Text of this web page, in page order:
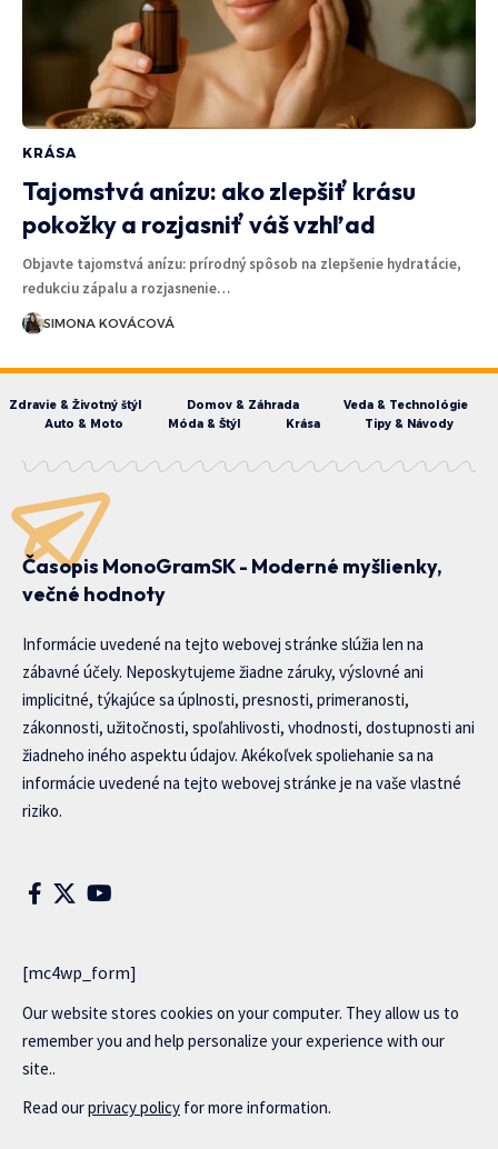
KRÁSA
Tajomstvá anízu: ako zlepšiť krásu
pokožky a rozjasniť váš vzhľad
Objavte tajomstvá anízu: prírodný spôsob na zlepšenie hydratácie,
redukciu zápalu a rozjasnenie…
SIMONA KOVÁCOVÁ
Zdravie & Životný štýl Domov & Záhrada
Veda & Technológie
Auto & Moto
Móda & Štýl Krása Tipy & Návody
Časopis MonoGramSK - Moderné myšlienky,
večné hodnoty
Informácie uvedené na tejto webovej stránke slúžia len na
zábavné účely. Neposkytujeme žiadne záruky, výslovné ani
implicitné, týkajúce sa úplnosti, presnosti, primeranosti,
zákonnosti, užitočnosti, spoľahlivosti, vhodnosti, dostupnosti ani
žiadneho iného aspektu údajov. Akékoľvek spoliehanie sa na
informácie uvedené na tejto webovej stránke je na vaše vlastné
riziko.
[mc4wp_form]
Our website stores cookies on your computer. They allow us to
remember you and help personalize your experience with our
site..
Read ourprivacy policy for more information.